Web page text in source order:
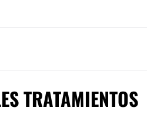
TRATAMIENTOS